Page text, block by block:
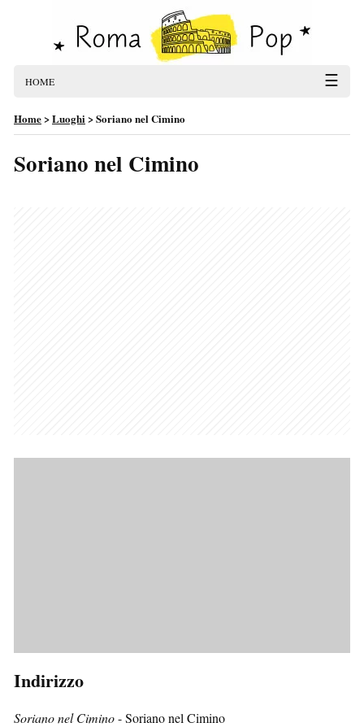
HOME ☰
Home>Luoghi>Soriano nel Cimino
Soriano nel Cimino
Indirizzo
Soriano nel Cimino- Soriano nel Cimino